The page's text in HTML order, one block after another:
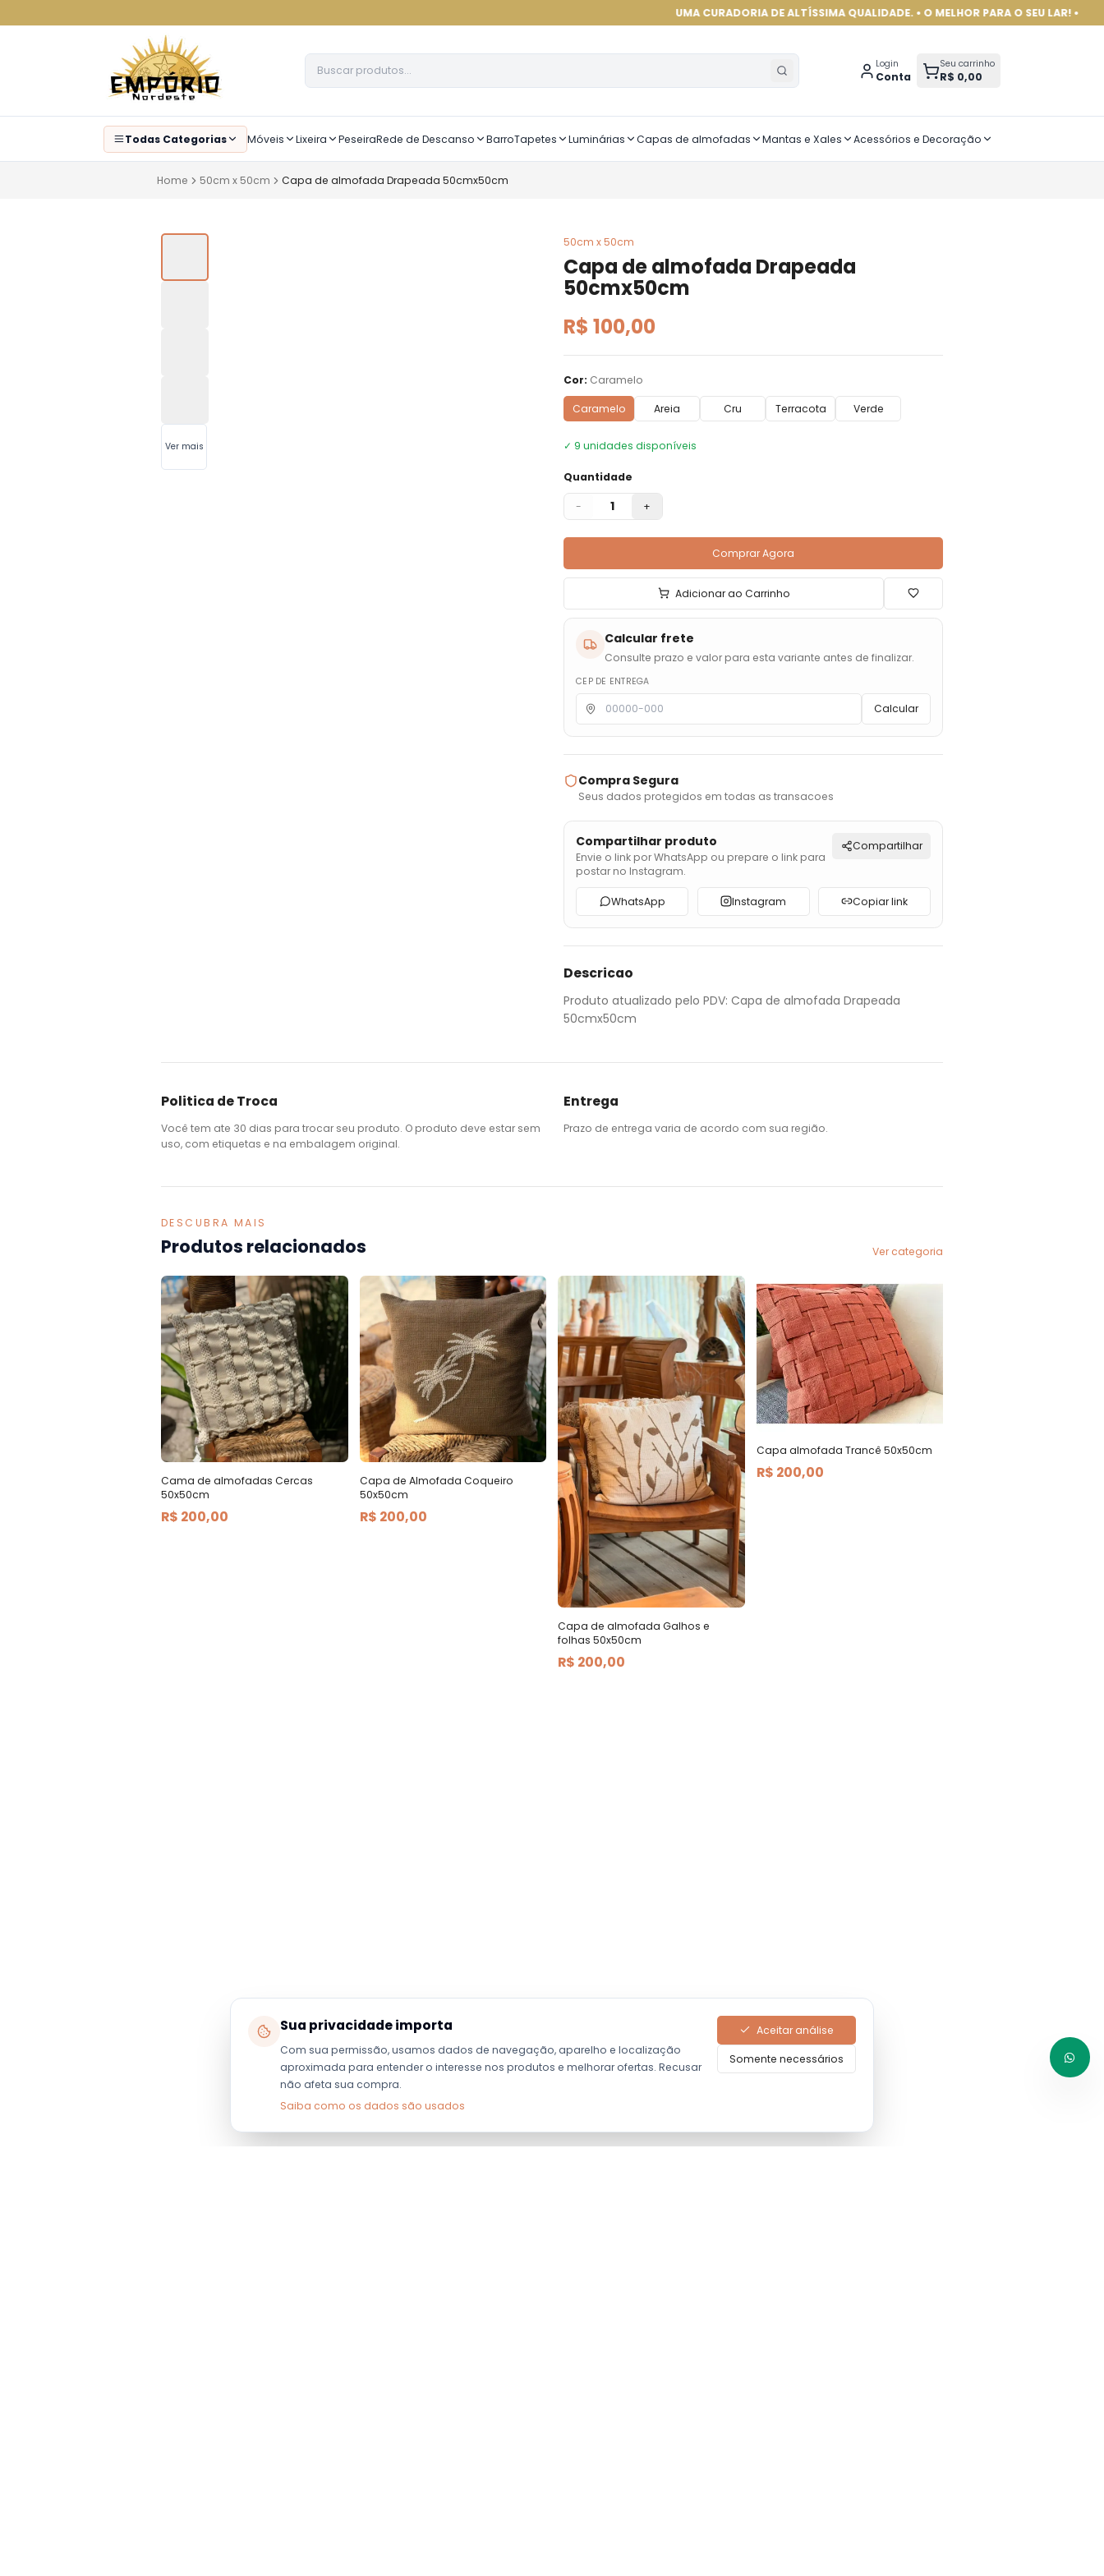
UMA CURADORIA DE ALTÍSSIMA QUALIDADE. • O MELHOR PARA O SEU LAR! •
Login
Conta
Seu carrinho
R$ 0,00
Todas Categorias Móveis Lixeira PeseiraRede de Descanso BarroTapetes Luminárias Capas de almofadas Mantas e Xales Acessórios e Decoração
Home 50cm x 50cm Capa de almofada Drapeada 50cmx50cm
Ver mais
50cm x 50cm
Capa de almofada Drapeada
50cmx50cm
R$ 100,00
Cor: Caramelo
Caramelo Areia Cru Terracota Verde
✓ 9 unidades disponíveis
Quantidade
- 1 +
Comprar Agora
Adicionar ao Carrinho
Calcular frete
Consulte prazo e valor para esta variante antes de finalizar.
CEP DE ENTREGA
Calcular
Compra Segura
Seus dados protegidos em todas as transacoes
Compartilhar produto
Envie o link por WhatsApp ou prepare o link para
postar no Instagram.
Compartilhar
WhatsApp Instagram Copiar link
Descricao
Produto atualizado pelo PDV: Capa de almofada Drapeada
50cmx50cm
Politica de Troca
Você tem ate 30 dias para trocar seu produto. O produto deve estar sem
uso, com etiquetas e na embalagem original.
Entrega
Prazo de entrega varia de acordo com sua região.
DESCUBRA MAIS
Produtos relacionados Ver categoria
Cama de almofadas Cercas
50x50cm
R$ 200,00
Capa de Almofada Coqueiro
50x50cm
R$ 200,00
Capa de almofada Galhos e
folhas 50x50cm
R$ 200,00
Capa almofada Trancê 50x50cm
R$ 200,00
Sua privacidade importa
Com sua permissão, usamos dados de navegação, aparelho e localização
aproximada para entender o interesse nos produtos e melhorar ofertas. Recusar
não afeta sua compra.
Saiba como os dados são usados
Aceitar análise
Somente necessários